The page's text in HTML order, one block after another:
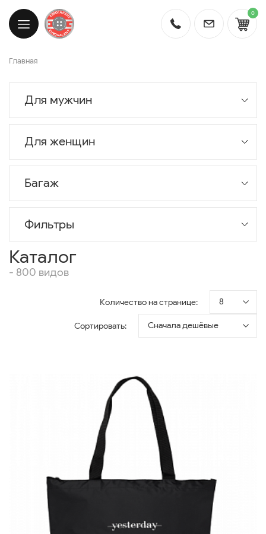
0
Главная
Для мужчин
Для женщин
Багаж
Фильтры
Каталог
- 800 видов
Количество на странице: 8
Сортировать: Сначала дешёвые